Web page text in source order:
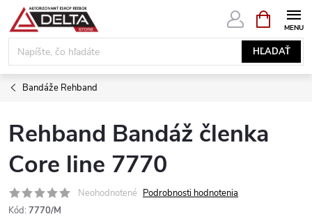
Prejsť
obsah
HĽADAŤ
KOŠÍK
Bandáže Rehband
Rehband Bandáž členka
Core line 7770
Neohodnotené Podrobnosti hodnotenia
Kód: 7770/M